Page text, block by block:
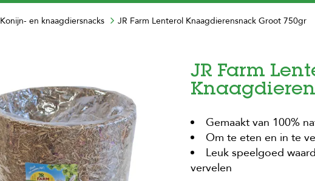
Konijn- en knaagdiersnacks JR Farm Lenterol Knaagdierensnack Groot 750gr
JR Farm
Gemaakt van 100%
Om te eten en in te
Leuk speelgoed
vervelen